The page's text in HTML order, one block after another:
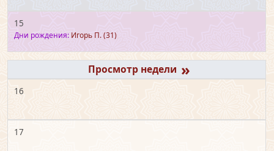
15
Дни рождения: Игорь П.(31)
»
16
17